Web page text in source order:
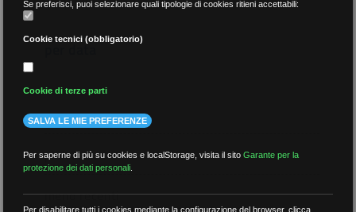
per data
più recenti
meno recenti
Se preferisci, puoi selezionare quali tipologie di cookies ritieni accettabili:
Cookie tecnici (obbligatorio)
Cookie di terze parti
SALVA LE MIE PREFERENZE
Per saperne di più su cookies e localStorage, visita il sitoGarante per la
protezione dei dati personali
Per disabilitare tutti i cookies mediante la configurazione del browser, clicca